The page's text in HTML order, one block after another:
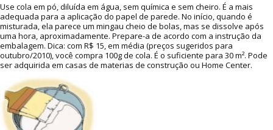
Use cola em pó, diluída em água, sem química e sem cheiro. É a mais
adequada para a aplicação do papel de parede. No início, quando é
misturada, ela parece um mingau cheio de bolas, mas se dissolve após
uma hora, aproximadamente. Prepare-a de acordo com a instrução da
embalagem. Dica: com R$ 15, em média (preços sugeridos para
outubro/2010), você compra 100g de cola. É o suficiente para 30 m². Pode
ser adquirida em casas de materias de construção ou Home Center.